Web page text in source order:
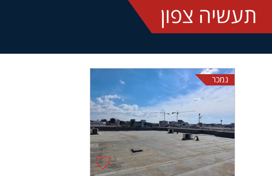
תעשיה צפון
נמכר